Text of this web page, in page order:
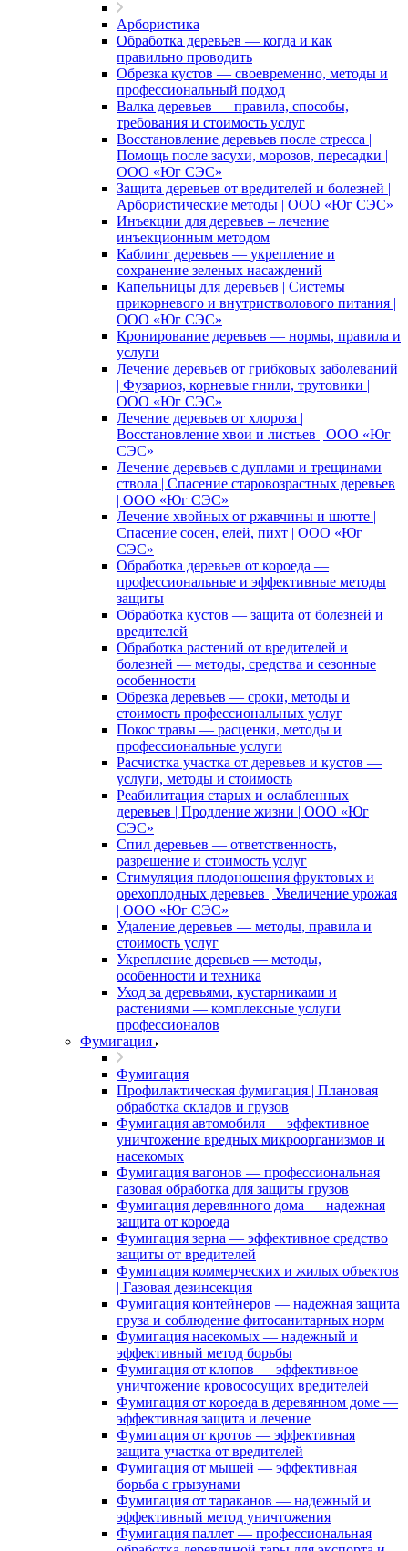
Арбористика
Обработка деревьев — когда и как
правильно проводить
Обрезка кустов — своевременно, методы и
профессиональный подход
Валка деревьев — правила, способы,
требования и стоимость услуг
Восстановление деревьев после стресса |
Помощь после засухи, морозов, пересадки |
ООО «Юг СЭС»
Защита деревьев от вредителей и болезней |
Арбористические методы | ООО «Юг СЭС»
Инъекции для деревьев – лечение
инъекционным методом
Каблинг деревьев — укрепление и
сохранение зеленых насаждений
Капельницы для деревьев | Системы
прикорневого и внутристволового питания |
ООО «Юг СЭС»
Кронирование деревьев — нормы, правила и
услуги
Лечение деревьев от грибковых заболеваний
| Фузариоз, корневые гнили, трутовики |
ООО «Юг СЭС»
Лечение деревьев от хлороза |
Восстановление хвои и листьев | ООО «Юг
СЭС»
Лечение деревьев с дуплами и трещинами
ствола | Спасение старовозрастных деревьев
| ООО «Юг СЭС»
Лечение хвойных от ржавчины и шютте |
Спасение сосен, елей, пихт | ООО «Юг
СЭС»
Обработка деревьев от короеда —
профессиональные и эффективные методы
защиты
Обработка кустов — защита от болезней и
вредителей
Обработка растений от вредителей и
болезней — методы, средства и сезонные
особенности
Обрезка деревьев — сроки, методы и
стоимость профессиональных услуг
Покос травы — расценки, методы и
профессиональные услуги
Расчистка участка от деревьев и кустов —
услуги, методы и стоимость
Реабилитация старых и ослабленных
деревьев | Продление жизни | ООО «Юг
СЭС»
Спил деревьев — ответственность,
разрешение и стоимость услуг
Стимуляция плодоношения фруктовых и
орехоплодных деревьев | Увеличение урожая
| ООО «Юг СЭС»
Удаление деревьев — методы, правила и
стоимость услуг
Укрепление деревьев — методы,
особенности и техника
Уход за деревьями, кустарниками и
растениями — комплексные услуги
профессионалов
Фумигация
Фумигация
Профилактическая фумигация | Плановая
обработка складов и грузов
Фумигация автомобиля — эффективное
уничтожение вредных микроорганизмов и
насекомых
Фумигация вагонов — профессиональная
газовая обработка для защиты грузов
Фумигация деревянного дома — надежная
защита от короеда
Фумигация зерна — эффективное средство
защиты от вредителей
Фумигация коммерческих и жилых объектов
| Газовая дезинсекция
Фумигация контейнеров — надежная защита
груза и соблюдение фитосанитарных норм
Фумигация насекомых — надежный и
эффективный метод борьбы
Фумигация от клопов — эффективное
уничтожение кровососущих вредителей
Фумигация от короеда в деревянном доме —
эффективная защита и лечение
Фумигация от кротов — эффективная
защита участка от вредителей
Фумигация от мышей — эффективная
борьба с грызунами
Фумигация от тараканов — надежный и
эффективный метод уничтожения
Фумигация паллет — профессиональная